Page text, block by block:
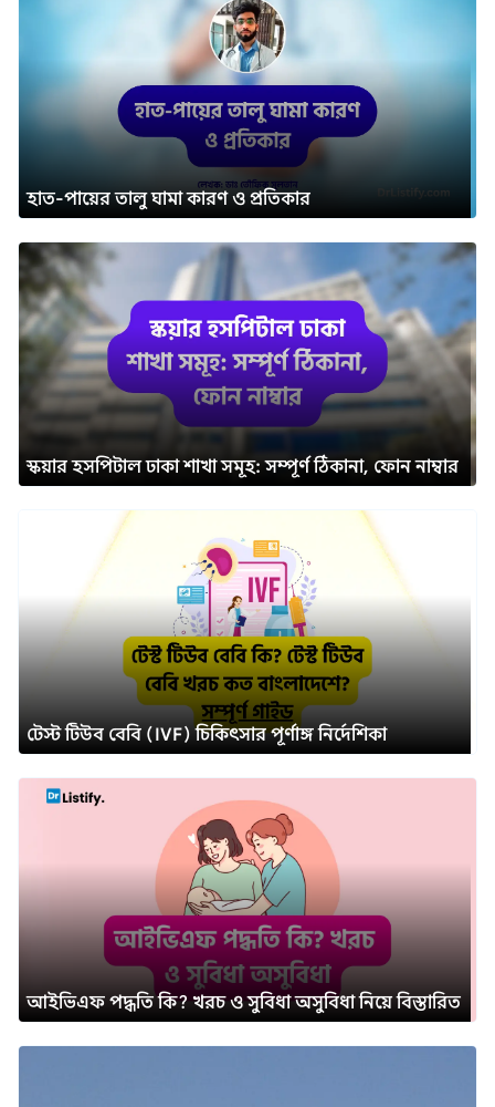
হাত-পায়ের তালু ঘামা কারণ ও প্রতিকার
স্কয়ার হসপিটাল ঢাকা শাখা সমূহ: সম্পূর্ণ ঠিকানা, ফোন নাম্বার
টেস্ট টিউব বেবি (IVF) চিকিৎসার পূর্ণাঙ্গ নির্দেশিকা
আইভিএফ পদ্ধতি কি? খরচ ও সুবিধা অসুবিধা নিয়ে বিস্তারিত